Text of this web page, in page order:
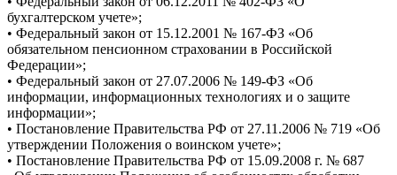
бухгалтерском учете»;
• Федеральный закон от 15.12.2001 № 167-ФЗ «Об
обязательном пенсионном страховании в Российской
Федерации»;
• Федеральный закон от 27.07.2006 № 149-ФЗ «Об
информации, информационных технологиях и о защите
информации»;
• Постановление Правительства РФ от 27.11.2006 № 719 «Об
утверждении Положения о воинском учете»;
• Постановление Правительства РФ от 15.09.2008 г. № 687